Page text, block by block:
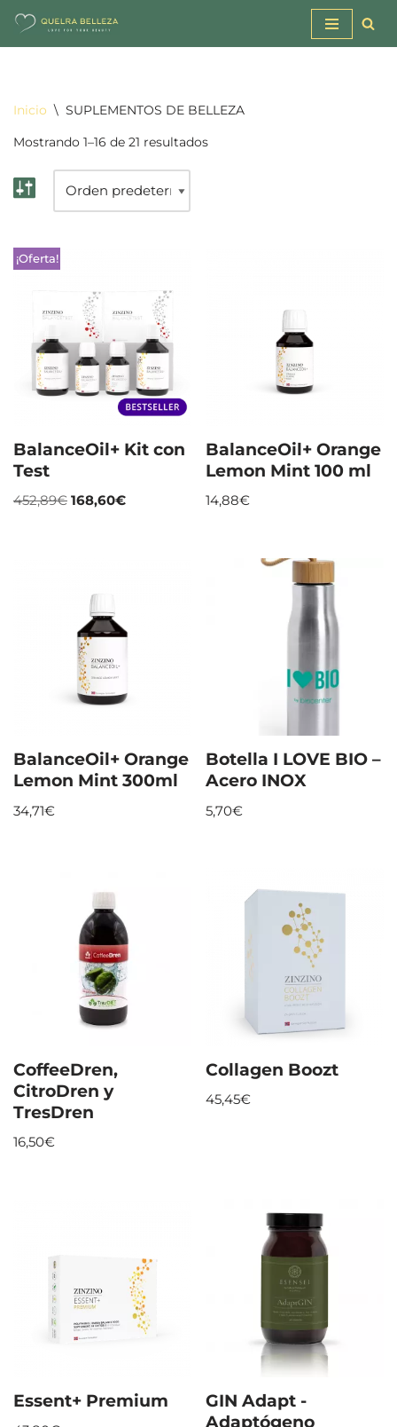
Saltar
Inicio \ SUPLEMENTOS DE BELLEZA
Mostrando 1–16 de 21 resultados
¡Oferta!
BalanceOil+ Kit con
Test
452,89€ 168,60€
BalanceOil+ Orange
Lemon Mint 100 ml
14,88€
BalanceOil+ Orange
Lemon Mint 300ml
34,71€
Botella I LOVE BIO –
Acero INOX
5,70€
CoffeeDren,
CitroDren y
TresDren
16,50€
Collagen Boozt
45,45€
Essent+ Premium
GIN Adapt -
Adaptógeno